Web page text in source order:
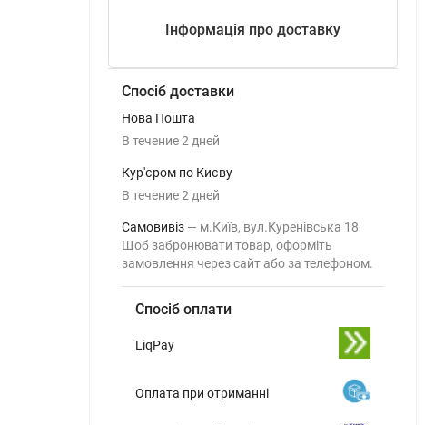
Інформація про доставку
Спосіб доставки
Нова Пошта
В течение2 дней
Кур'єром по Києву
В течение2 дней
Самовивіз
м.Київ, вул.Куренівська 18
Щоб забронювати товар, оформіть
замовлення через сайт або за телефоном.
Спосіб оплати
LiqPay
Оплата при отриманні